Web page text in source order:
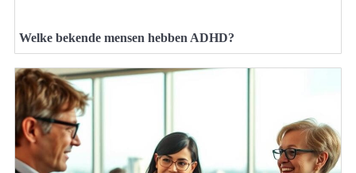
Welke bekende mensen hebben ADHD?